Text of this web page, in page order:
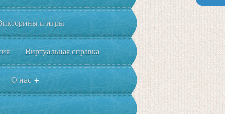
и игры
Виртуальная справка
О нас +